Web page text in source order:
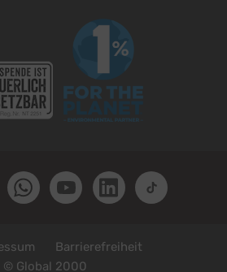
Barrierefreiheit
© Global 2000